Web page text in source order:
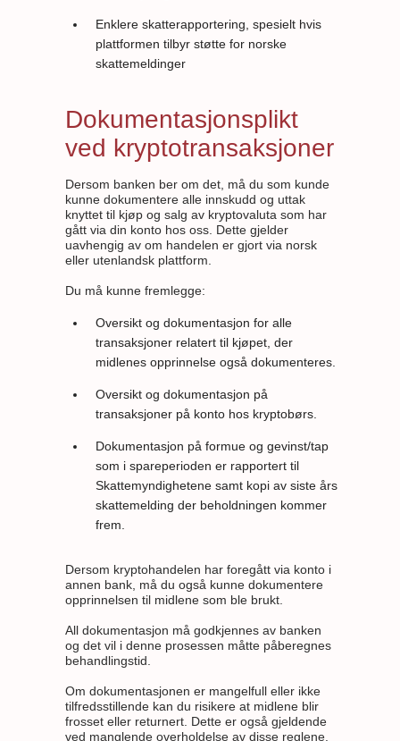
Enklere skatterapportering, spesielt hvis
plattformen tilbyr støtte for norske
skattemeldinger
Dokumentasjonsplikt
ved kryptotransaksjoner
Dersom banken ber om det, må du som kunde
kunne dokumentere alle innskudd og uttak
knyttet til kjøp og salg av kryptovaluta som har
gått via din konto hos oss. Dette gjelder
uavhengig av om handelen er gjort via norsk
eller utenlandsk plattform.
Du må kunne fremlegge:
Oversikt og dokumentasjon for alle
transaksjoner relatert til kjøpet, der
midlenes opprinnelse også dokumenteres.
Oversikt og dokumentasjon på
transaksjoner på konto hos kryptobørs.
Dokumentasjon på formue og gevinst/tap
som i spareperioden er rapportert til
Skattemyndighetene samt kopi av siste års
skattemelding der beholdningen kommer
frem.
Dersom kryptohandelen har foregått via konto i
annen bank, må du også kunne dokumentere
opprinnelsen til midlene som ble brukt.
All dokumentasjon må godkjennes av banken
og det vil i denne prosessen måtte påberegnes
behandlingstid.
Om dokumentasjonen er mangelfull eller ikke
tilfredsstillende kan du risikere at midlene blir
frosset eller returnert. Dette er også gjeldende
ved manglende overholdelse av disse reglene.